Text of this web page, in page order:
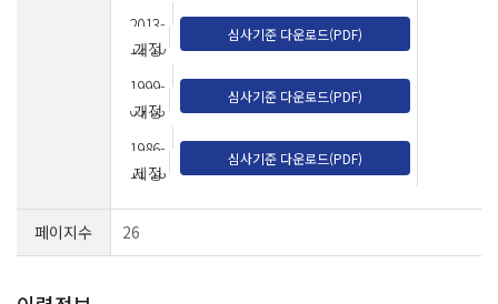
2013-
12-10
개정
심사기준 다운로드(PDF)
1999-
05-03
개정
심사기준 다운로드(PDF)
1986-
11-18
제정
심사기준 다운로드(PDF)
페이지수 26